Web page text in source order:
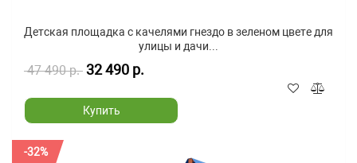
Детская площадка с качелями гнездо в зеленом цвете для
улицы и дачи...
47 490 р. 32 490 р.
Купить
-32%